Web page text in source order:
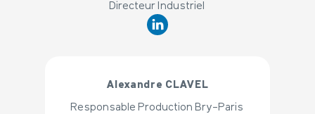
Directeur Industriel
Alexandre CLAVEL
Responsable Production Bry-Paris